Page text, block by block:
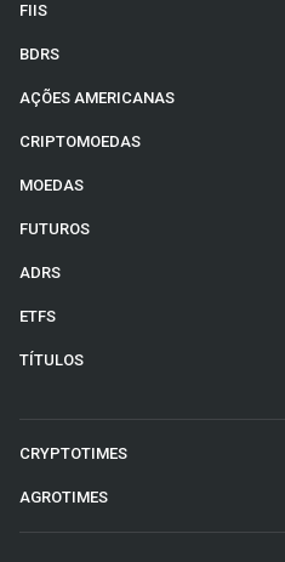
FIIS
BDRS
AÇÕES AMERICANAS
CRIPTOMOEDAS
MOEDAS
FUTUROS
ADRS
ETFS
TÍTULOS
CRYPTOTIMES
AGROTIMES